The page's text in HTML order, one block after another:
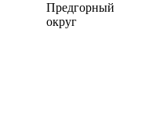
Предгорный
округ